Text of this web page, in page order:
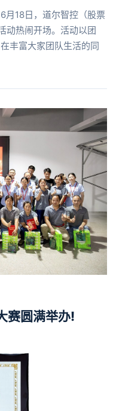
月18日，道尔智控（股票
动热闹开场。活动以团
丰富大家团队生活的同
赛圆满举办!